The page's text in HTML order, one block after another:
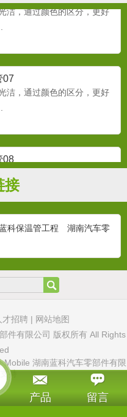
洁，通过颜色的区分，更好
07
洁，通过颜色的区分，更好
08
洁，通过颜色的区分，更好
09
10
洁，通过颜色的区分，更好
接
科保温管工程
湖南汽车零
才招聘 | 网站地图
件有限公司 版权所有 All Rights
Mobile 湖南蓝科汽车零部件有限
持
产品 留言